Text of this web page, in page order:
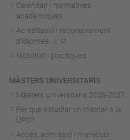
Calendari i normatives
acadèmiques
Acreditació i reconeixement
d'idiomes
Mobilitat i pràctiques
MÀSTERS UNIVERSITARIS
Màsters universitaris 2026-2027
Per què estudiar un màster a la
UPC?
Accés, admissió i matrícula